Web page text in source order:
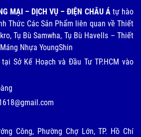
MẠI – DỊCH VỤ – ĐIỆN CHÂU Átự hào
Thức Các Sản Phẩm liên quan về Thiết
Tụ Bù Samwha, Tụ Bù Havells – Thiết
Nhựa YoungShin
Sở Kế Hoạch và Đầu Tư TP.HCM vào
Công, Phường Chợ Lớn, TP. Hồ Chí